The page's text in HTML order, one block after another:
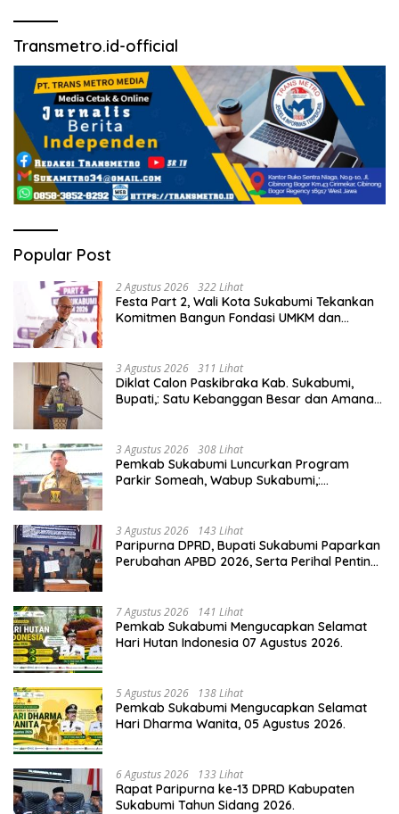
Transmetro.id-official
Popular Post
2 Agustus 2026 322 Lihat
Festa Part 2, Wali Kota Sukabumi Tekankan
Komitmen Bangun Fondasi UMKM dan
3 Agustus 2026 311 Lihat
Diklat Calon Paskibraka Kab. Sukabumi,
Bupati,: Satu Kebanggan Besar dan Amanah
3 Agustus 2026 308 Lihat
Pemkab Sukabumi Luncurkan Program
Parkir Someah, Wabup Sukabumi,:
3 Agustus 2026 143 Lihat
Paripurna DPRD, Bupati Sukabumi Paparkan
Perubahan APBD 2026, Serta Perihal Penting
7 Agustus 2026 141 Lihat
Pemkab Sukabumi Mengucapkan Selamat
Hari Hutan Indonesia 07 Agustus 2026.
5 Agustus 2026 138 Lihat
Pemkab Sukabumi Mengucapkan Selamat
Hari Dharma Wanita, 05 Agustus 2026.
6 Agustus 2026 133 Lihat
Rapat Paripurna ke-13 DPRD Kabupaten
Sukabumi Tahun Sidang 2026.